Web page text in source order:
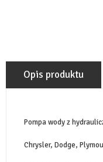
Opis produktu
Pompa wody z
Chrysler, Dodge,